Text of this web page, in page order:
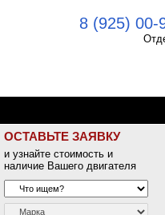
8 (925) 00-
ОСТАВЬТЕ ЗАЯВКУ
и узнайте стоимость и
наличие Вашего двигателя